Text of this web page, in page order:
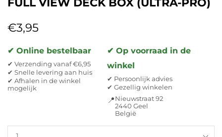
FULL VIEW DECK BOX (ULTRA-PRO)
€3,95
✔ Online bestelbaar
✔ Verzending vanaf €6,95
✔ Snelle levering aan huis
✔ Afhalen in de winkel
mogelijk
✔ Op voorraad in de
winkel
✔ Persoonlijk advies
✔ Gezellig winkelen
📍Nieuwstraat 92
2440 Geel
België